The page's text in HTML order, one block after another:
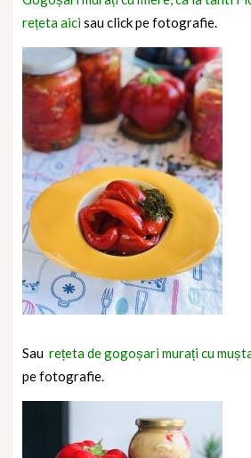
rețeta aicisau click pe fotografie.
Sau rețeta de gogoșari murați cu
pe fotografie.